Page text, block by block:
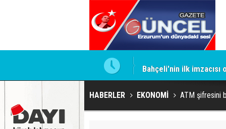
Bahçeli'nin ilk
HABERLER EKONOMİ ATM şifresini